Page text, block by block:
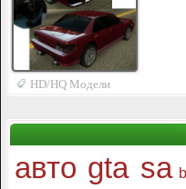
HD/HQ Модели
авто gta sa